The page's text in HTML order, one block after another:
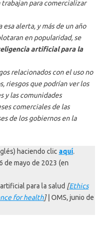
para comercializar
esa alerta, y más de un año
en popularidad, se
artificial para la
relacionados con el uso no
riesgos que podrían ver los
y las comunidades
comerciales de las
de los gobiernos en la
haciendo clic aquí.
de mayo de 2023 (en
para la salud [Ethics
for health] | OMS, junio de